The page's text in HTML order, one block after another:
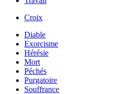
Croix
Diable
Exorcisme
Hérésie
Mort
Péchés
Purgatoire
Souffrance